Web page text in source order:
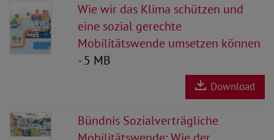
Wie wir das Klima schützen und
eine sozial gerechte
Mobilitätswende umsetzen können
- 5 MB
Download
Bündnis Sozialverträgliche